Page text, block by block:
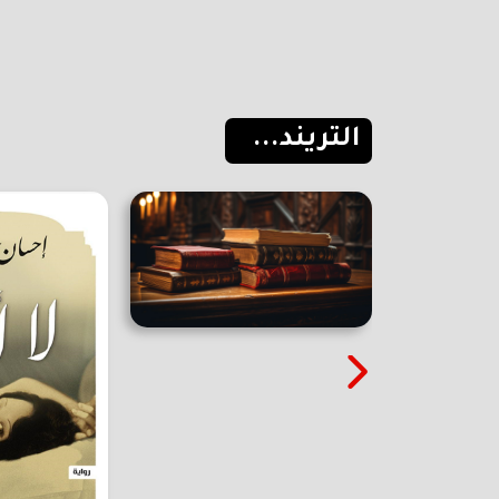
التريند...